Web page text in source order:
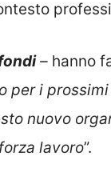
– hanno
per i
nuovo
lavoro”.